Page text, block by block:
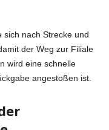
sich nach Strecke und
der Weg zur Filiale
wird eine schnelle
angestoßen ist.